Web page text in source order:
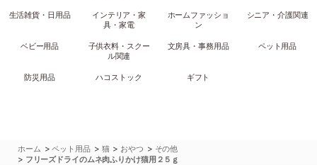
生活雑貨・日用品
インテリア・家
具・家電
ホームファッショ
ン
シニア・介護関連
ベビー用品
子供衣料・スクー
ル関連
文房具・事務用品 ペット用品
防災用品 ハコストック ギフト
ホーム >ペット用品 > 猫 > おやつ > その他
> フリーズドライのムネ肉ふりかけ猫用２５ｇ